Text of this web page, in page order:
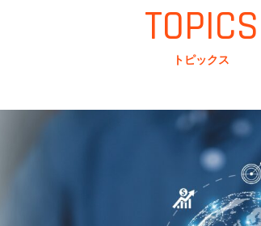
TOPICS
トピックス